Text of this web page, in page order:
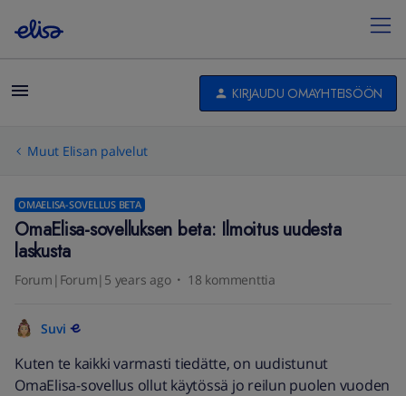
KIRJAUDU OMAYHTEISÖÖN
Muut Elisan palvelut
OMAELISA-SOVELLUS BETA
OmaElisa-sovelluksen beta: Ilmoitus uudesta
laskusta
Forum|Forum|5 years ago 18 kommenttia
Suvi
Kuten te kaikki varmasti tiedätte, on uudistunut
OmaElisa-sovellus ollut käytössä jo reilun puolen vuoden